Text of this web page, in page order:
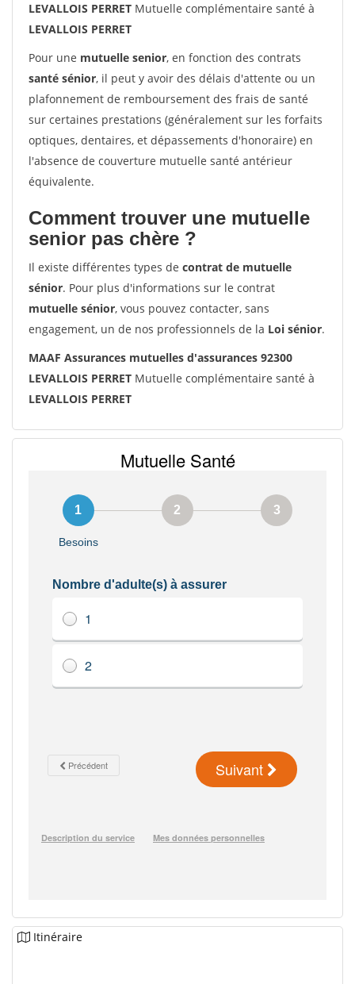
LEVALLOIS PERRET Mutuelle complémentaire santé à
LEVALLOIS PERRET
Pour une mutuelle senior, en fonction des contrats
santé sénior, il peut y avoir des délais d'attente ou un
plafonnement de remboursement des frais de santé
sur certaines prestations (généralement sur les forfaits
optiques, dentaires, et dépassements d'honoraire) en
l'absence de couverture mutuelle santé antérieur
équivalente.
Comment trouver une mutuelle
senior pas chère ?
Il existe différentes types de contrat de mutuelle
sénior. Pour plus d'informations sur le contrat
mutuelle sénior, vous pouvez contacter, sans
engagement, un de nos professionnels de la Loi sénior.
MAAF Assurances mutuelles d'assurances 92300
LEVALLOIS PERRET Mutuelle complémentaire santé à
LEVALLOIS PERRET
Itinéraire